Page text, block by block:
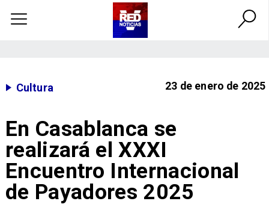
Cultura 23 de enero de 2025
En Casablanca se
realizará el XXXI
Encuentro Internacional
de Payadores 2025